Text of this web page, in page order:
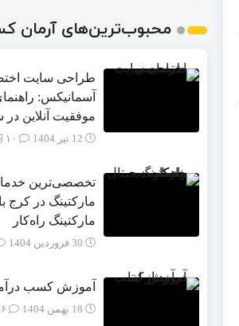
محبوب‌ترین‌های آرمان
طراحی سایت
آسمانیکس:
موفقیت آنلاین در سال
12 تیر 1404
تخصصی‌ترین
مارکتینگ در کرج
مارکتینگ راه‌کار
30 فروردین 1404
آموزش کسب درآمد
18 بهمن 1404